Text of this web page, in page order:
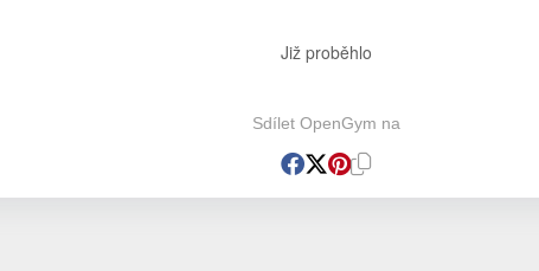
Již proběhlo
Sdílet OpenGym na